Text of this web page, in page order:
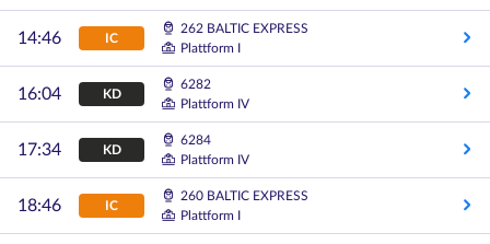
14:46 IC
262 BALTIC EXPRESS
Plattform I
16:04 KD
6282
Plattform IV
17:34 KD
6284
Plattform IV
18:46 IC
260 BALTIC EXPRESS
Plattform I